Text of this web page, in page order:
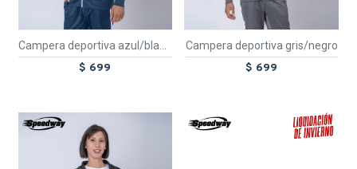
Campera deportiva azul/blanco
$ 699
Campera deportiva gris/negro
$ 699
TEXTTRANSPARENTE TEXTTRANSPARENTE
SALE